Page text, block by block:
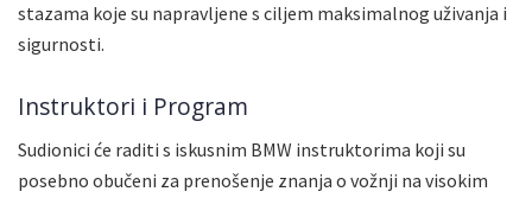
stazama koje su napravljene s ciljem maksimalnog uživanja i
sigurnosti.
Instruktori i Program
Sudionici će raditi s iskusnim BMW instruktorima koji su
posebno obučeni za prenošenje znanja o vožnji na visokim